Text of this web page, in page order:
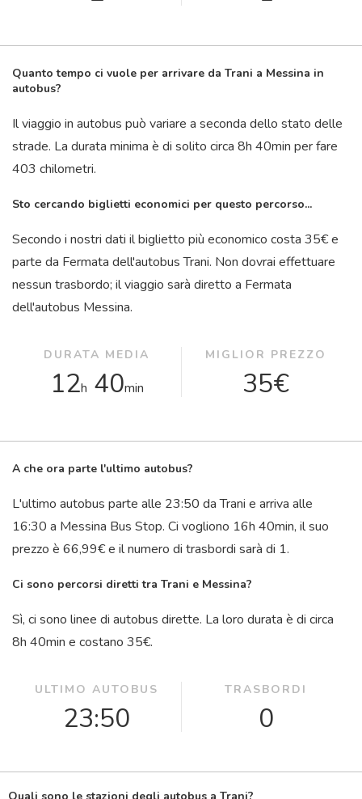
Quanto tempo ci vuole per arrivare da Trani a Messina in
autobus?
Il viaggio in autobus può variare a seconda dello stato delle
strade. La durata minima è di solito circa 8h 40min per fare
403 chilometri.
Sto cercando biglietti economici per questo percorso...
Secondo i nostri dati il ​​biglietto più economico costa 35€ e
parte da Fermata dell'autobus Trani. Non dovrai effettuare
nessun trasbordo; il viaggio sarà diretto a Fermata
dell'autobus Messina.
DURATA MEDIA
12h 40min
MIGLIOR PREZZO
35€
A che ora parte l'ultimo autobus?
L'ultimo autobus parte alle 23:50 da Trani e arriva alle
16:30 a Messina Bus Stop. Ci vogliono 16h 40min, il suo
prezzo è 66,99€ e il numero di trasbordi sarà di 1.
Ci sono percorsi diretti tra Trani e Messina?
Sì, ci sono linee di autobus dirette. La loro durata è di circa
8h 40min e costano 35€.
ULTIMO AUTOBUS
23:50
TRASBORDI
0